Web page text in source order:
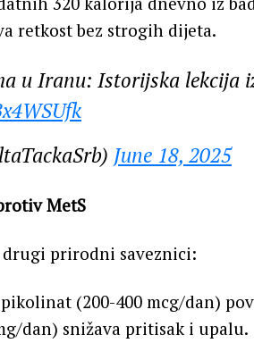
retkost bez strogih dijeta.
u Iranu: Istorijska lekcija
June 18, 2025
MetS
drugi prirodni saveznici:
(200-400 mcg/dan)
dan) snižava pritisak i upalu.